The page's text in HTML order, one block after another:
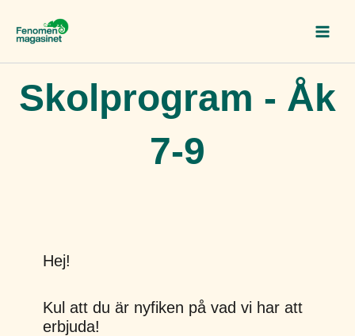
innehåll
Skolprogram - Åk
7-9
Hej!
Kul att du är nyfiken på vad vi har att
erbjuda!